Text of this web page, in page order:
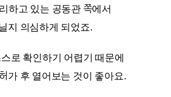
하고 있는 공동관 쪽에서
지 의심하게 되었죠.
로 확인하기 어렵기 때문에
가 후 열어보는 것이 좋아요.